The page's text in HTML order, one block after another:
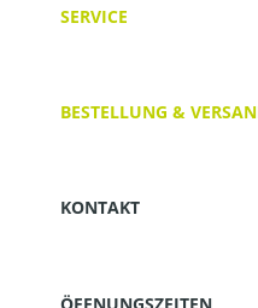
SERVICE
BESTELLUNG &
KONTAKT
ÖFFNUNGSZEITEN